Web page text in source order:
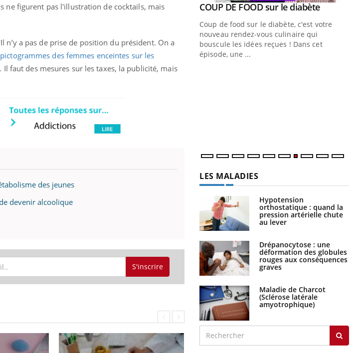
ne figurent pas l'illustration de cocktails, mais
n’y a pas de prise de position du président. On a
pictogrammes des femmes enceintes sur les
faut des mesures sur les taxes, la publicité, mais
des jeunes
devenir alcoolique
S'inscrire
Youtube
de
de
Youtube
Un « jumeau numérique » pour
Un établissement lié à un groupe
mutualiste innove en matière de bilan de
santé : l'utilisation d'un « jumeau
numérique » permet ...
Youtube
COUP DE FOOD sur le diabèteYoutube
Coup de food sur le diabète, c'est votre
nouveau rendez-vous culinaire qui
bouscule les idées reçues ! Dans cet
épisode, une ...
LES MALADIES
Hypotension
orthostatique : quand la
pression artérielle chute
au lever
Drépanocytose : une
déformation des globules
rouges aux conséquences
graves
Maladie de Charcot
(Sclérose latérale
amyotrophique)